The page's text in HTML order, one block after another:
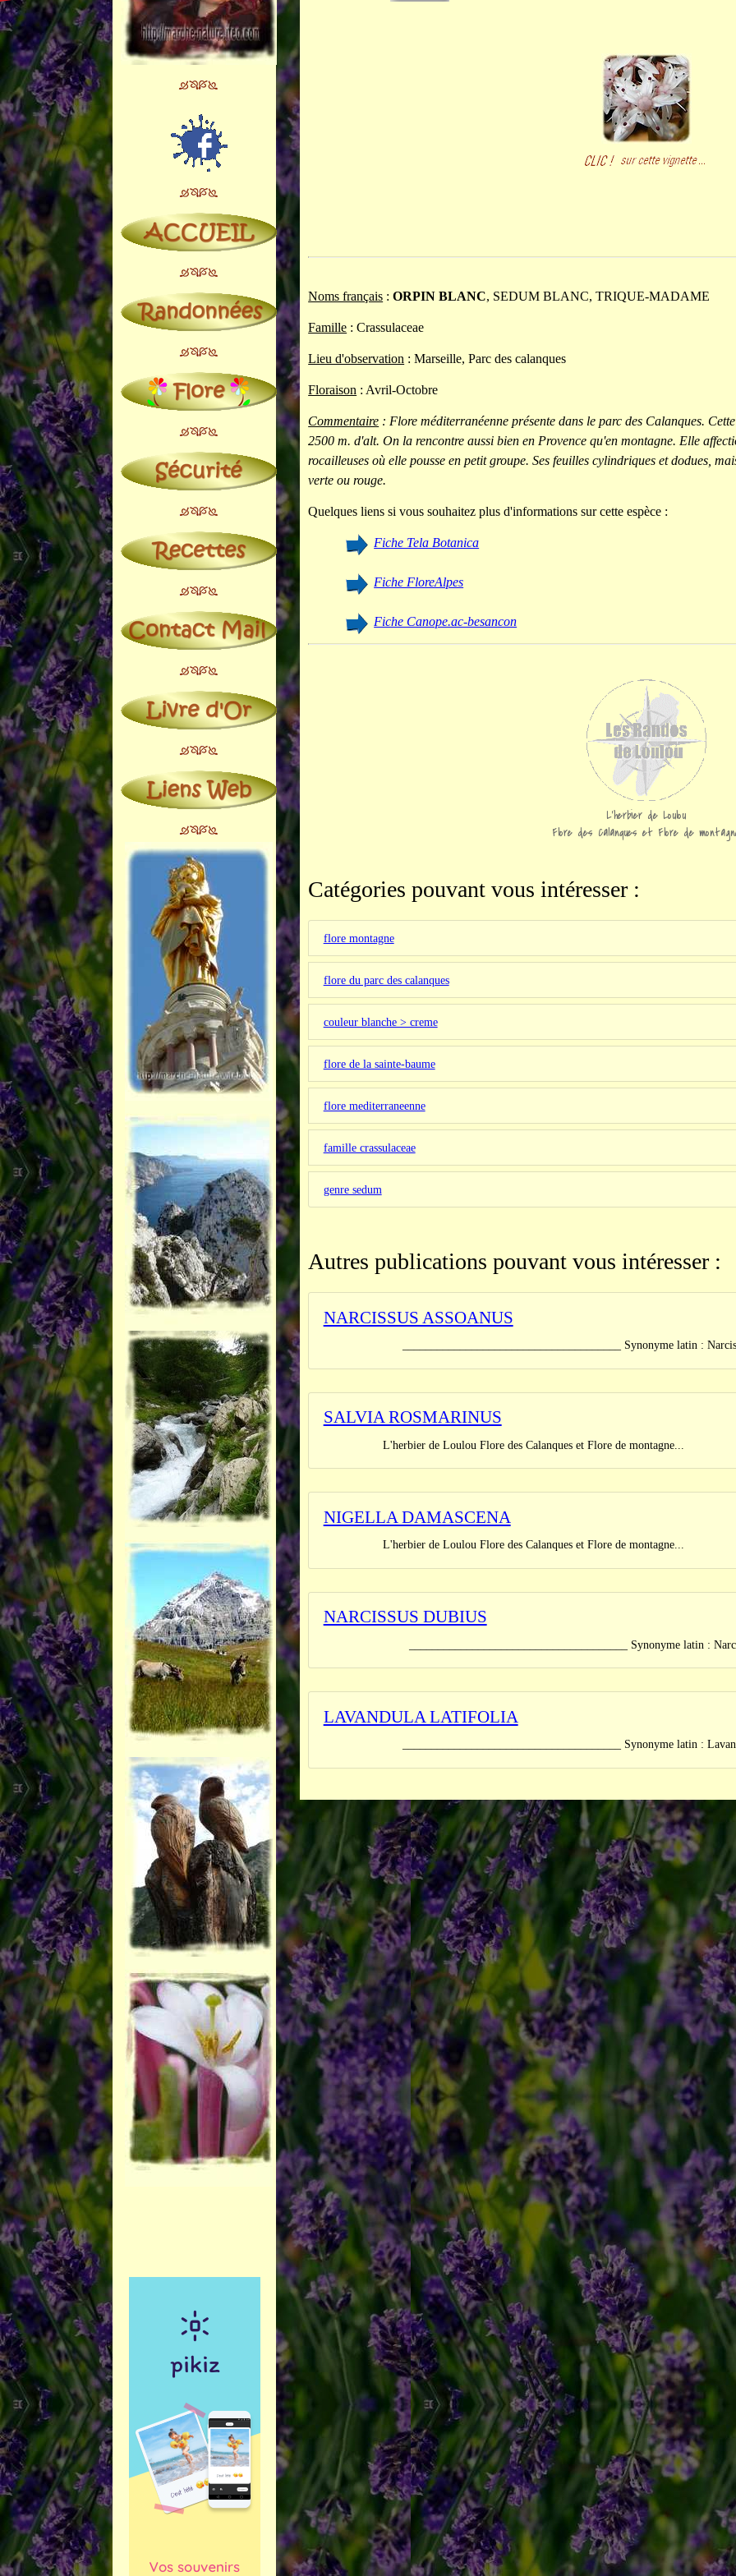
Noms français : ORPIN BLANC, SEDUM BLANC, TRIQUE-MADAME
Famille : Crassulaceae
Lieu d'observation : Marseille, Parc des calanques
Floraison : Avril-Octobre
Commentaire : Flore méditerranéenne présente dans le parc des Calanques.
2500 m. d'alt. On la rencontre aussi bien en Provence qu'en montagne. Elle
rocailleuses où elle pousse en petit groupe. Ses feuilles cylindriques et dodues,
verte ou rouge.
Quelques liens si vous souhaitez plus d'informations sur cette espèce :
Fiche Tela Botanica
Fiche FloreAlpes
Fiche Canope.ac-besancon
L'herbier de Loulou
Flore des Calanques et Flore de
Catégories pouvant vous intéresser :
flore montagne
flore du parc des calanques
couleur blanche > creme
flore de la sainte-baume
flore mediterraneenne
famille crassulaceae
genre sedum
Autres publications pouvant vous intéresser :
NARCISSUS ASSOANUS
______________________________________ Synonyme latin :
SALVIA ROSMARINUS
L'herbier de Loulou Flore des Calanques et Flore de montagne...
NIGELLA DAMASCENA
L'herbier de Loulou Flore des Calanques et Flore de montagne...
NARCISSUS DUBIUS
______________________________________ Synonyme latin :
LAVANDULA LATIFOLIA
______________________________________ Synonyme latin :